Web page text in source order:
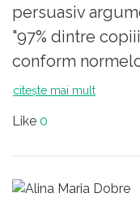
persuasiv
"97% dintre
conform
A făcut cineva o
genul acesta.
Norme sociale.
citește mai mult
Like 0